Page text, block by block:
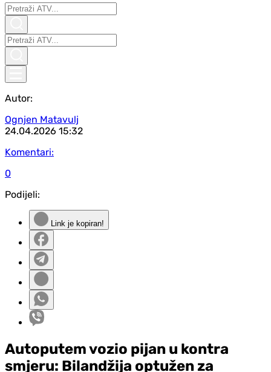
Autor:
Ognjen Matavulj
24.04.2026 15:32
Komentari:
0
Podijeli:
Link je kopiran!
Autoputem vozio pijan u kontra
smjeru: Bilandžija optužen za